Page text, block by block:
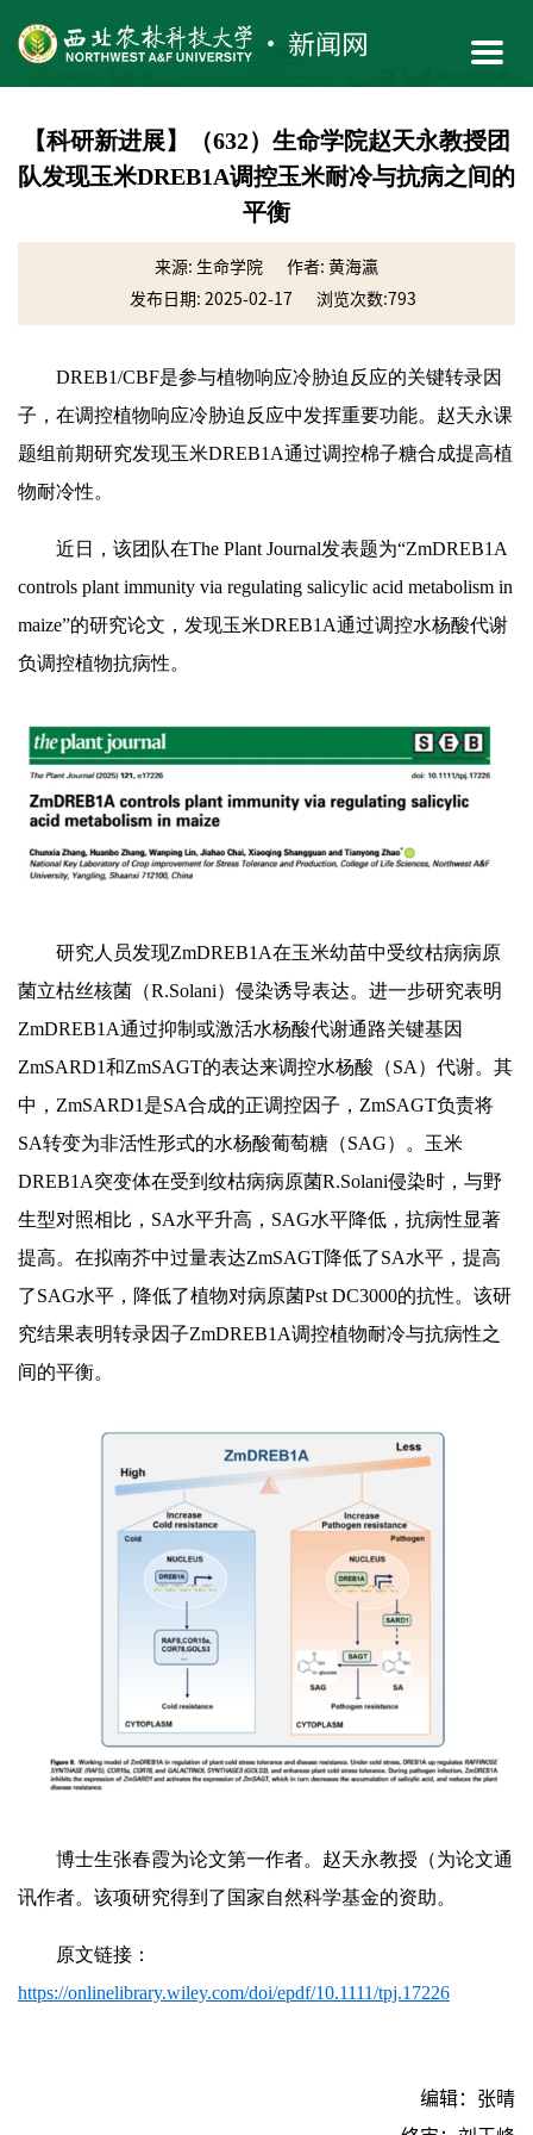
【科研新进展】（632）生命学院赵天永教授团
队发现玉米DREB1A调控玉米耐冷与抗病之间的
平衡
来源: 生命学院
作者: 黄海瀛
发布日期: 2025-02-17
浏览次数: 793
DREB1/CBF是参与植物响应冷胁迫反应的关键转录因
子，在调控植物响应冷胁迫反应中发挥重要功能。赵天永课
题组前期研究发现玉米DREB1A通过调控棉子糖合成提高植
物耐冷性。
近日，该团队在The Plant Journal发表题为“ZmDREB1A
controls plant immunity via regulating salicylic acid metabolism in
maize”的研究论文，发现玉米DREB1A通过调控水杨酸代谢
负调控植物抗病性。
研究人员发现ZmDREB1A在玉米幼苗中受纹枯病病原
菌立枯丝核菌（R.Solani）侵染诱导表达。进一步研究表明
ZmDREB1A通过抑制或激活水杨酸代谢通路关键基因
ZmSARD1和ZmSAGT的表达来调控水杨酸（SA）代谢。其
中，ZmSARD1是SA合成的正调控因子，ZmSAGT负责将
SA转变为非活性形式的水杨酸葡萄糖（SAG）。玉米
DREB1A突变体在受到纹枯病病原菌R.Solani侵染时，与野
生型对照相比，SA水平升高，SAG水平降低，抗病性显著
提高。在拟南芥中过量表达ZmSAGT降低了SA水平，提高
了SAG水平，降低了植物对病原菌Pst DC3000的抗性。该研
究结果表明转录因子ZmDREB1A调控植物耐冷与抗病性之
间的平衡。
博士生张春霞为论文第一作者。赵天永教授（为论文通
讯作者。该项研究得到了国家自然科学基金的资助。
原文链接：
https://onlinelibrary.wiley.com/doi/epdf/10.1111/tpj.17226
编辑：张晴